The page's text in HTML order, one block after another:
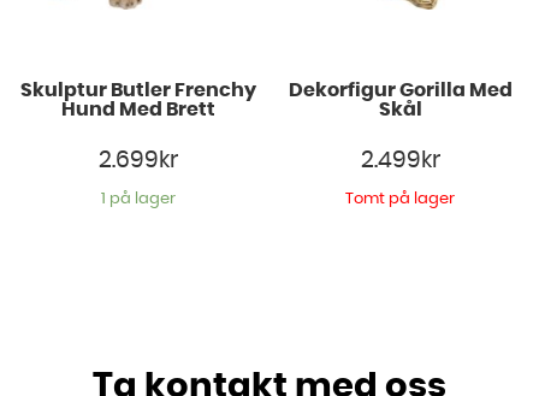
Skulptur Butler Frenchy
Hund Med Brett
2.699 kr
1 på lager
Dekorfigur Gorilla Med
Skål
2.499 kr
Tomt på lager
Ta kontakt med oss